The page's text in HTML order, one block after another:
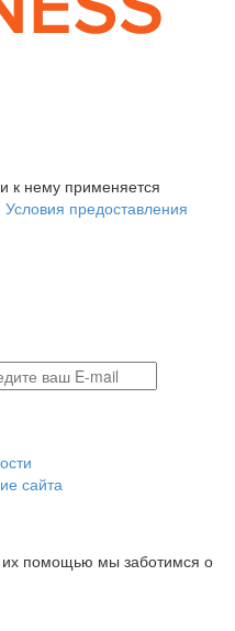
к нему применяется
Условия предоставления
сайта
помощью мы заботимся о